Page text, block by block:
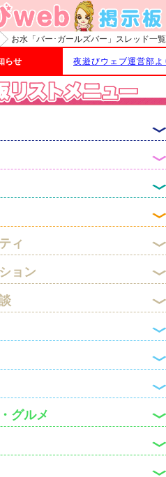
お水「バー･ガールズバー」スレッド一覧
らせ 夜遊びウェブ運営部




ィ 
ョン 




グルメ 

